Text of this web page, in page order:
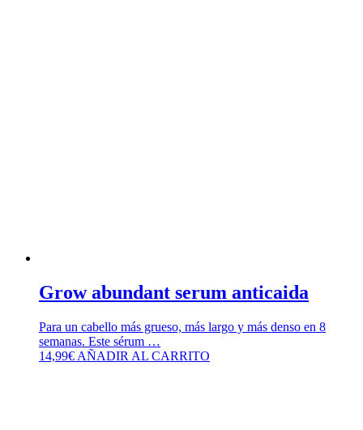
Grow abundant serum anticaida
Para un cabello más grueso, más largo y más denso en 8
semanas. Este sérum …
14,99€ AÑADIR AL CARRITO